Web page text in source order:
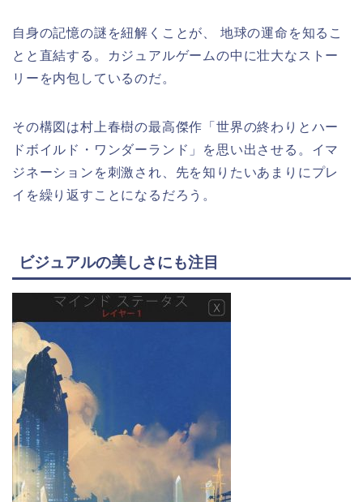
自身の記憶の謎を紐解くことが、 地球の運命を知るこ
とと直結する。カジュアルゲームの中に壮大なストー
リーを内包しているのだ。
その構図は村上春樹の最高傑作「世界の終わりとハー
ドボイルド・ワンダーランド」を思い出させる。イマ
ジネーションを刺激され、先を知りたいあまりにプレ
イを繰り返すことになるだろう。
ビジュアルの美しさにも注目